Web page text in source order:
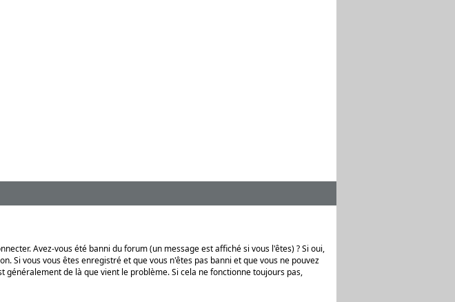
Avez-vous été banni du forum (un message est affiché si vous l'êtes) ? Si oui,
vous vous êtes enregistré et que vous n'êtes pas banni et que vous ne pouvez
de là que vient le problème. Si cela ne fonctionne toujours pas,